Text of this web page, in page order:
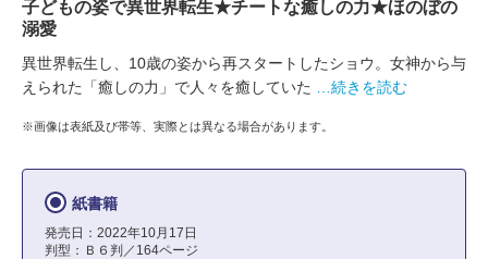
子どもの姿で異世界転生★チートな癒しの力★ほのぼの
溺愛
異世界転生し、10歳の姿から再スタートしたショウ。女神から与
えられた「癒しの力」で人々を癒していた
…続きを読む
※画像は表紙及び帯等、実際とは異なる場合があります。
紙書籍
発売日：2022年10月17日
判型：Ｂ６判／164ページ